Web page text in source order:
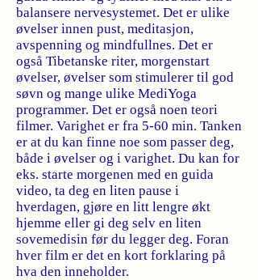
balansere nervesystemet. Det er ulike
øvelser innen pust, meditasjon,
avspenning og mindfullnes. Det er
også Tibetanske riter, morgenstart
øvelser, øvelser som stimulerer til god
søvn og mange ulike MediYoga
programmer. Det er også noen teori
filmer. Varighet er fra 5-60 min. Tanken
er at du kan finne noe som passer deg,
både i øvelser og i varighet. Du kan for
eks. starte morgenen med en guida
video, ta deg en liten pause i
hverdagen, gjøre en litt lengre økt
hjemme eller gi deg selv en liten
sovemedisin før du legger deg. Foran
hver film er det en kort forklaring på
hva den inneholder.